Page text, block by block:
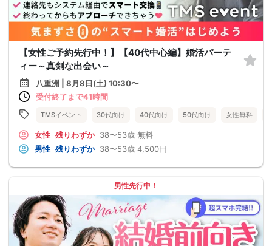
【女性ご予約先行中！】【40代中心編】婚活パーテ
ィー～真剣な出会い～
八重洲 | 8月8日(土) 10:30〜
受付終了まで41時間
TMSイベント 30代向け 40代向け 50代向け 女性無料
女性 残りわずか 38〜53歳 無料
男性 残りわずか 38〜53歳 4,500円
男性先行中！